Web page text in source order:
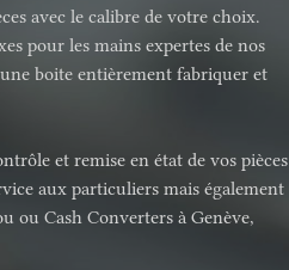
avec le calibre de votre choix.
pour les mains expertes de nos
boite entièrement fabriquer et
et remise en état de vos pièces
aux particuliers mais également
ou Cash Converters à Genève,